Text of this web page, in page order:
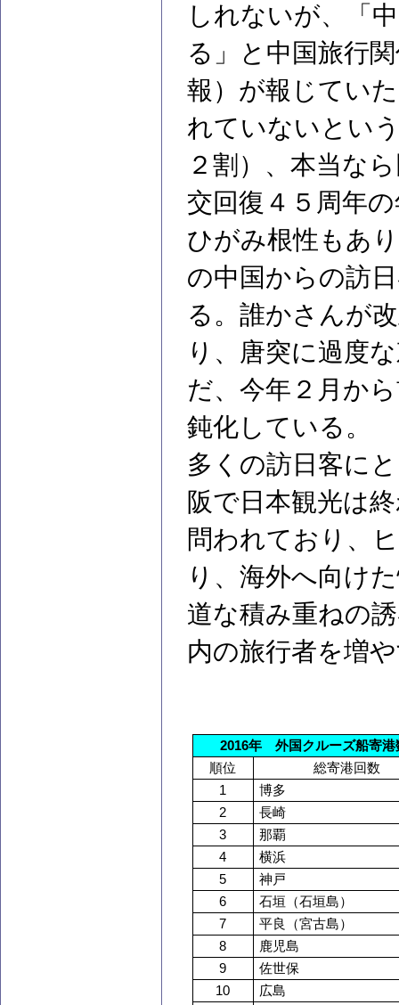
しれないが、「
る」と中国旅行
報）が報じてい
れていないとい
２割）、本当な
交回復４５周年
ひがみ根性もあ
の中国からの訪
る。誰かさんが
り、唐突に過度
だ、今年２月か
鈍化している。
多くの訪日客に
阪で日本観光は
問われており、
り、海外へ向け
道な積み重ねの
内の旅行者を増
2016年 外国クルーズ船寄港
順位
総寄港回数
1
博多
2
長崎
3
那覇
4
横浜
5
神戸
6
石垣（石垣島）
7
平良（宮古島）
8
鹿児島
9
佐世保
10
広島